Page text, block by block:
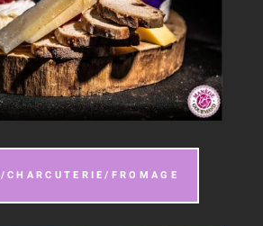
CHARCUTERIE/FROMAGE